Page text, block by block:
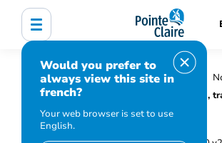
Would you prefer to
always view this site in
french?
Your web browser is set to use
English.
Accueil Organisation municipale
médias
Actualités
Implique-toi,
élections municipales !